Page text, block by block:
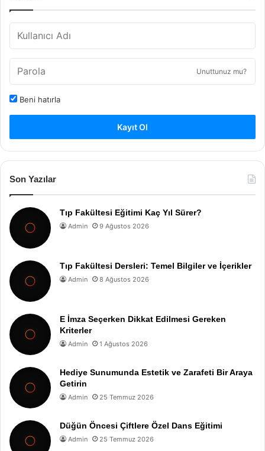
Unuttunuz mu?
Beni hatırla
Kayıt Ol
Son Yazılar
Tıp Fakültesi Eğitimi Kaç Yıl Sürer?
Admin 9 Ağustos 2026
Tıp Fakültesi Dersleri: Temel Bilgiler ve İçerikler
Admin 8 Ağustos 2026
E İmza Seçerken Dikkat Edilmesi Gereken
Kriterler
Admin 1 Ağustos 2026
Hediye Sunumunda Estetik ve Zarafeti Bir Araya
Getirin
Admin 25 Temmuz 2026
Düğün Öncesi Çiftlere Özel Dans Eğitimi
Admin 25 Temmuz 2026